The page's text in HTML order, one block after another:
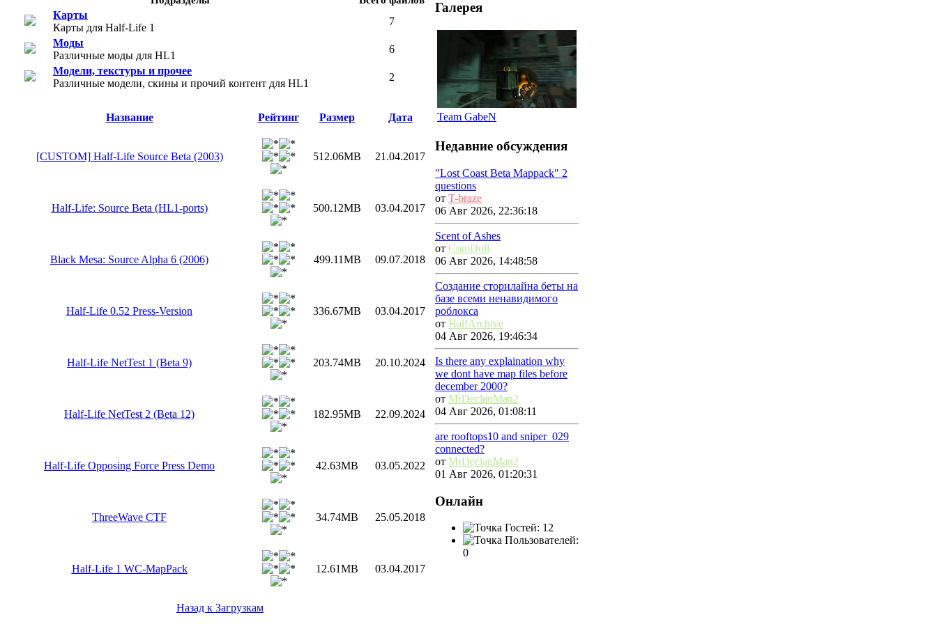
Карты
Карты для Half-Life 1
7
Моды
Различные моды для HL1
6
Модели, текстуры и прочее
Различные модели, скины и прочий контент для HL1
2
Название Рейтинг Размер Дата
[CUSTOM] Half-Life Source Beta (2003) 512.06MB 21.04.2017
Half-Life: Source Beta (HL1-ports) 500.12MB 03.04.2017
Black Mesa: Source Alpha 6 (2006) 499.11MB 09.07.2018
Half-Life 0.52 Press-Version 336.67MB 03.04.2017
Half-Life NetTest 1 (Beta 9) 203.74MB 20.10.2024
Half-Life NetTest 2 (Beta 12) 182.95MB 22.09.2024
Half-Life Opposing Force Press Demo 42.63MB 03.05.2022
ThreeWave CTF 34.74MB 25.05.2018
Half-Life 1 WC-MapPack 12.61MB 03.04.2017
Назад к Загрузкам
Галерея
Team GabeN
Недавние обсуждения
"Lost Coast Beta Mappack" 2
questions
от T-braze
06 Авг 2026, 22:36:18
Scent of Ashes
от ComDoll
06 Авг 2026, 14:48:58
Создание сторилайна беты на
базе всеми ненавидимого
роблокса
от HalfArchive
04 Авг 2026, 19:46:34
Is there any explaination why
we dont have map files before
december 2000?
от MrDeclanMan2
04 Авг 2026, 01:08:11
are rooftops10 and sniper_029
connected?
от MrDeclanMan2
01 Авг 2026, 01:20:31
Онлайн
Гостей: 12
Пользователей:
0